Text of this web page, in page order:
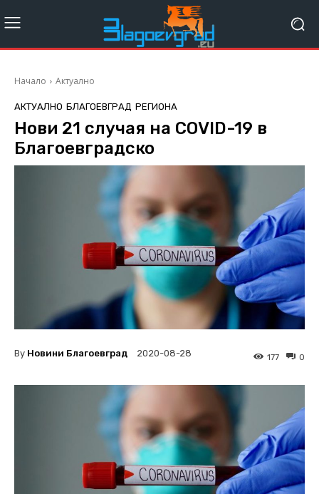
Начало Актуално
АКТУАЛНО БЛАГОЕВГРАД РЕГИОНА
Нови 21 случая на COVID-19 в
Благоевградско
By Новини Благоевград 2020-08-28 0
177